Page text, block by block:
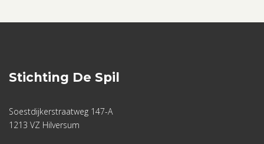
Stichting De Spil
Soestdijkerstraatweg 147-A
1213 VZ Hilversum